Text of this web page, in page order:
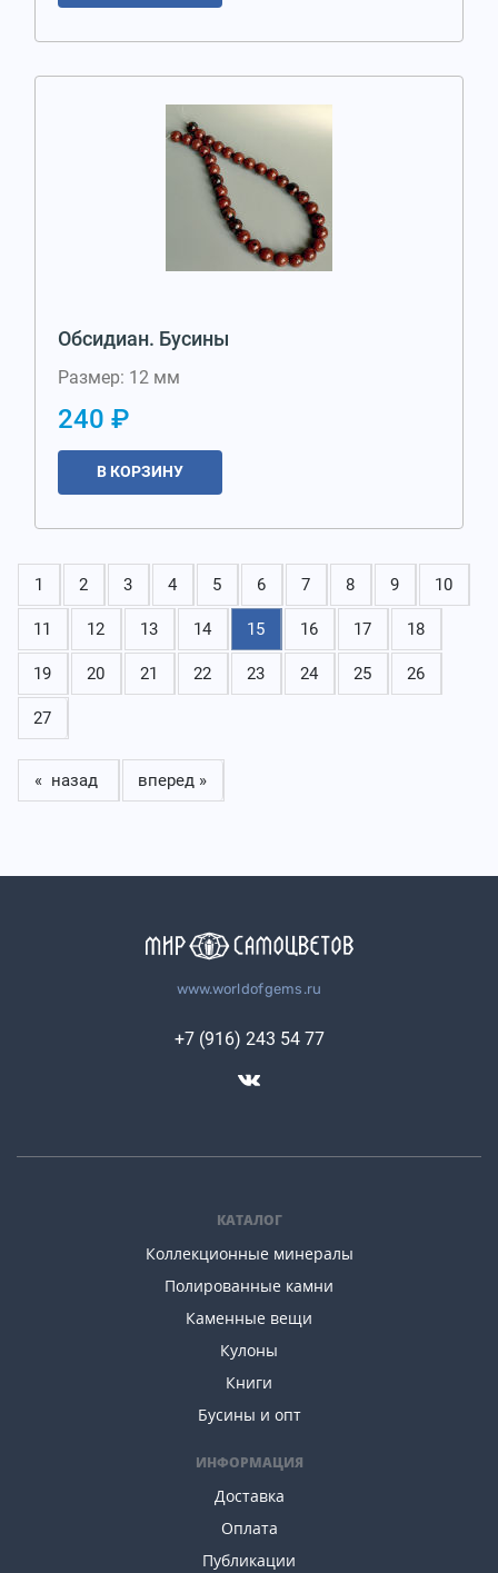
Обсидиан. Бусины
Размер: 12 мм
240 ₽
В КОРЗИНУ
1 2 3 4 5 6 7 8 9 10
11 12 13 14 15 16 17 18
19 20 21 22 23 24 25 26
27
« назад вперед »
www.worldofgems.ru
КАТАЛОГ
Коллекционные минералы
Полированные камни
Каменные вещи
Кулоны
Книги
Бусины и опт
ИНФОРМАЦИЯ
Доставка
Оплата
Публикации
+7 (916) 243 54 77